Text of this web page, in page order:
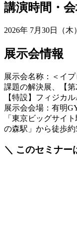
講演時間・
2026年 7月30日（
展示会情報
展示会名称：＜イ
課題の解決展、【
【特設】フィジカ
展示会会場：有明
「東京ビッグサイ
の森駅」から徒歩約
＼ このセミナー